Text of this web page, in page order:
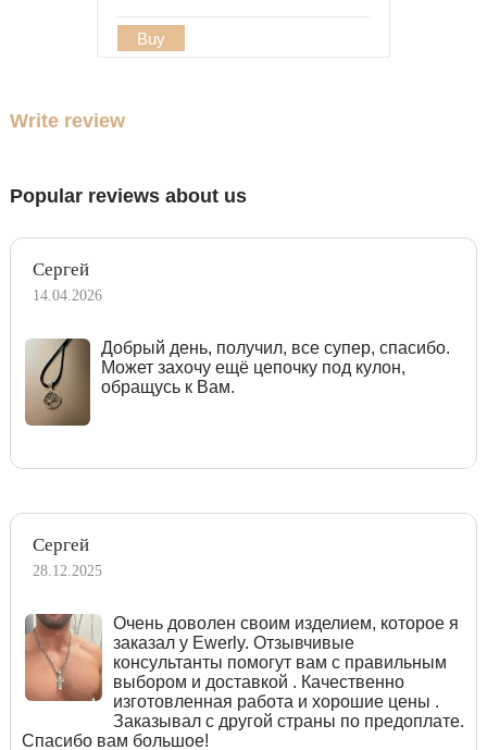
Buy
Write review
Popular reviews about us
Сергей
14.04.2026
Добрый день, получил, все супер, спасибо.
Может захочу ещё цепочку под кулон,
обращусь к Вам.
Сергей
28.12.2025
Очень доволен своим изделием, которое я
заказал у Ewerly. Отзывчивые
консультанты помогут вам с правильным
выбором и доставкой . Качественно
изготовленная работа и хорошие цены .
Заказывал с другой страны по предоплате.
Спасибо вам большое!